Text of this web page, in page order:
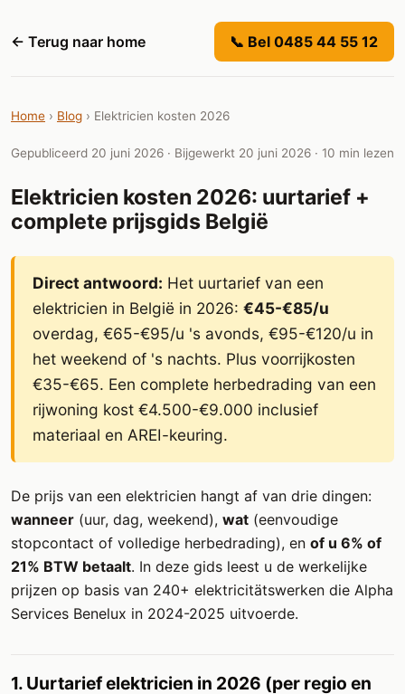
← Terug naar home 📞 Bel 0485 44 55 12
Home › Blog › Elektricien kosten 2026
Gepubliceerd 20 juni 2026 · Bijgewerkt 20 juni 2026 · 10 min lezen
Elektricien kosten 2026: uurtarief +
complete prijsgids België
Direct antwoord: Het uurtarief van een
elektricien in België in 2026: €45-€85/u
overdag, €65-€95/u 's avonds, €95-€120/u in
het weekend of 's nachts. Plus voorrijkosten
€35-€65. Een complete herbedrading van een
rijwoning kost €4.500-€9.000 inclusief
materiaal en AREI-keuring.
De prijs van een elektricien hangt af van drie dingen:
wanneer (uur, dag, weekend), wat (eenvoudige
stopcontact of volledige herbedrading), en of u 6% of
21% BTW betaalt. In deze gids leest u de werkelijke
prijzen op basis van 240+ elektricitätswerken die Alpha
Services Benelux in 2024-2025 uitvoerde.
1. Uurtarief elektricien in 2026 (per regio en